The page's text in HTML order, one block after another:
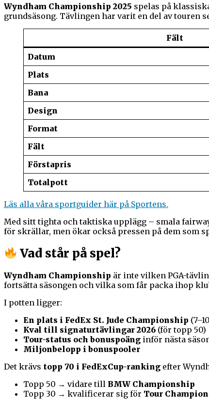
Wyndham Championship 2025 spelas på
grundsäsong. Tävlingen har varit en del av touren
Fält
Datum
Plats
Bana
Design
Format
Fält
Förstapris
Totalpott
Läs alla våra sportguider här på Sportens.
Med sitt tighta och taktiska upplägg – smala
för skrällar, men ökar också pressen på dem som
Vad står på spel?
Wyndham Championship är inte vilken PGA-
fortsätta säsongen och vilka som får packa ihop
I potten ligger:
En plats i FedEx St. Jude Championship
Kval till signaturtävlingar 2026 (för topp 50)
Tour-status och bonuspoäng inför nästa
Miljonbelopp i bonuspooler
Det krävs topp 70 i FedExCup-ranking efter
Topp 50 → vidare till BMW Championship
Topp 30 → kvalificerar sig för Tour